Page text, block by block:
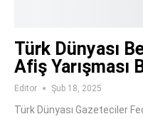
Türk Dünyası
Afiş Yarışması
Editor Şub 18, 2025
Türk Dünyası Gazeteciler